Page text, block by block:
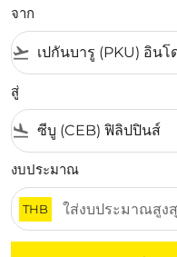
จาก
flight_takeoff
สู่
flight_land
งบประมาณ
THB